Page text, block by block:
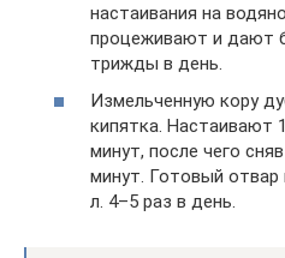
настаивания на
процеживают и дают
трижды в день.
Измельченную кору
кипятка. Настаивают
минут, после чего
минут. Готовый отвар
л. 4–5 раз в день.